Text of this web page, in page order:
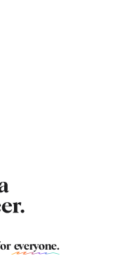
everyone.